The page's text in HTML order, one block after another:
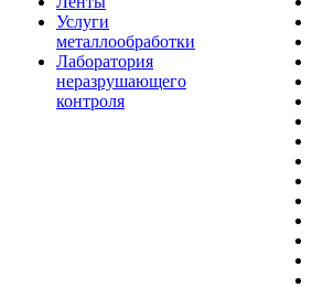
Услуги
металлообработки
Лаборатория
неразрушающего
контроля